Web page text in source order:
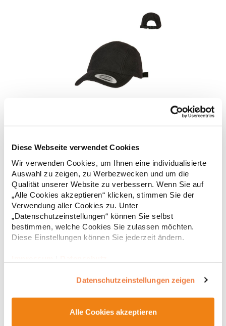
Diese Webseite verwendet Cookies
Wir verwenden Cookies, um Ihnen eine individualisierte
Auswahl zu zeigen, zu Werbezwecken und um die
Qualität unserer Website zu verbessern. Wenn Sie auf
„Alle Cookies akzeptieren“ klicken, stimmen Sie der
Verwendung aller Cookies zu. Unter
„Datenschutzeinstellungen“ können Sie selbst
bestimmen, welche Cookies Sie zulassen möchten.
Diese Einstellungen können Sie jederzeit ändern.
Datenschutzeinstellungen zeigen
Alle Cookies akzeptieren
Flauschige Oberfläche, verstellbarer VerschlussPfegehinweis:
g/m²Materialzusammensetzung: 100% PolyesterAngaben zur
Produktsicherheit:Herst.-Nr.: 7005PFHersteller: TB International
GmbH Dr.-Robert-Murjahn-Str. 7 64372 Ober-Ramstadt
Deutschland E-Mail: info@tbint.de
21,71 € *
* Preise inkl. gesetzlicher Mwst. + Versandkosten *